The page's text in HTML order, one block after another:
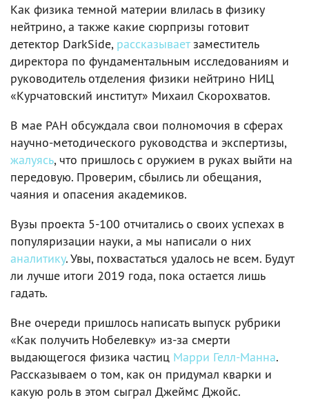
Как физика темной материи влилась в физику
нейтрино, а также какие сюрпризы готовит
детектор DarkSide, рассказываетзаместитель
директора по фундаментальным исследованиям и
руководитель отделения физики нейтрино НИЦ
«Курчатовский институт» Михаил Скорохватов.
В мае РАН обсуждала свои полномочия в сферах
научно-методического руководства и экспертизы,
жалуясь, что пришлось с оружием в руках выйти на
передовую. Проверим, сбылись ли обещания,
чаяния и опасения академиков.
Вузы проекта 5-100 отчитались о своих успехах в
популяризации науки, а мы написали о них
аналитику. Увы, похвастаться удалось не всем. Будут
ли лучше итоги 2019 года, пока остается лишь
гадать.
Вне очереди пришлось написать выпуск рубрики
«Как получить Нобелевку» из-за смерти
выдающегося физика частиц Марри Гелл-Манна.
Рассказываем о том, как он придумал кварки и
какую роль в этом сыграл Джеймс Джойс.